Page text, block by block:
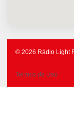
© 2026 Rádio Light
Termos de Uso